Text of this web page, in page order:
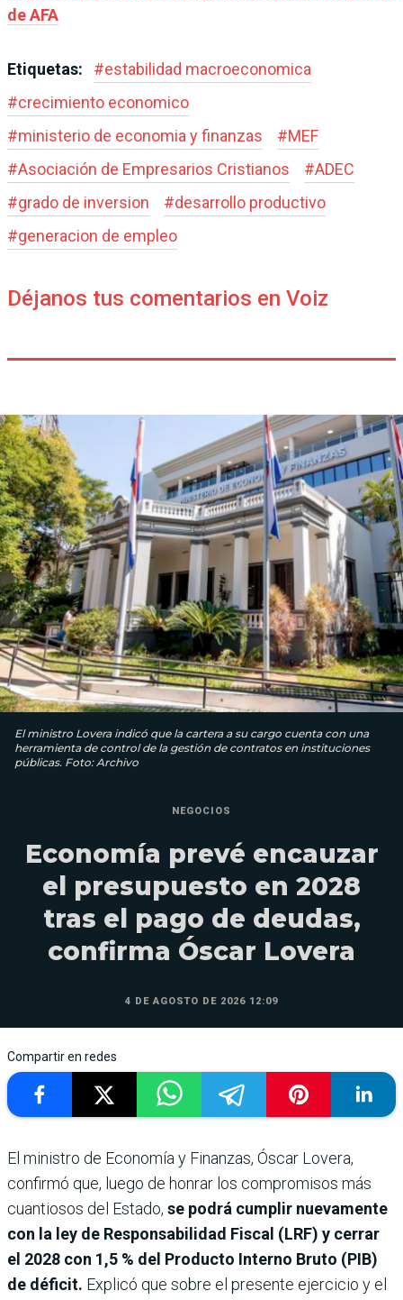
de AFA
Etiquetas: #estabilidad macroeconomica
#crecimiento economico
#ministerio de economia y finanzas #MEF
#Asociación de Empresarios Cristianos #ADEC
#grado de inversion #desarrollo productivo
#generacion de empleo
Déjanos tus comentarios en Voiz
El ministro Lovera indicó que la cartera a su cargo cuenta con una
herramienta de control de la gestión de contratos en instituciones
públicas. Foto: Archivo
NEGOCIOS
Economía prevé encauzar
el presupuesto en 2028
tras el pago de deudas,
confirma Óscar Lovera
4 DE AGOSTO DE 2026 12:09
Compartir en redes
El ministro de Economía y Finanzas, Óscar Lovera,
confirmó que, luego de honrar los compromisos más
cuantiosos del Estado, se podrá cumplir nuevamente
con la ley de Responsabilidad Fiscal (LRF) y cerrar
el 2028 con 1,5 % del Producto Interno Bruto (PIB)
de déficit. Explicó que sobre el presente ejercicio y el